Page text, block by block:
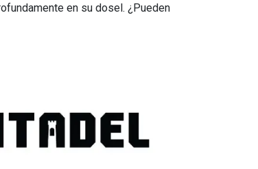
en su dosel. ¿Pueden